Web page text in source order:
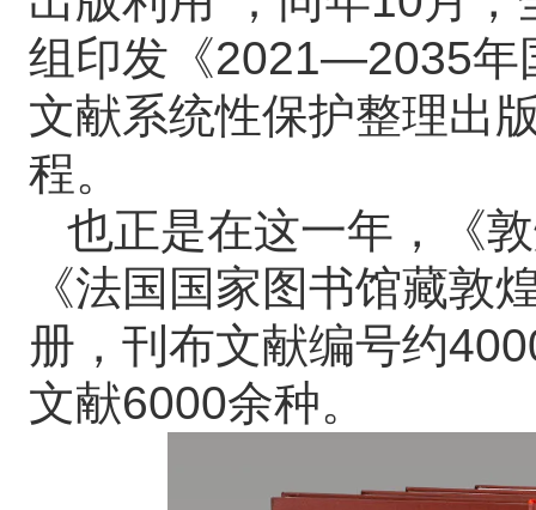
组印发《2021—2035年
文献系统性保护整理出
程。
也正是在这一年，《
《法国国家图书馆藏敦
册，刊布文献编号约
文献6000余种。